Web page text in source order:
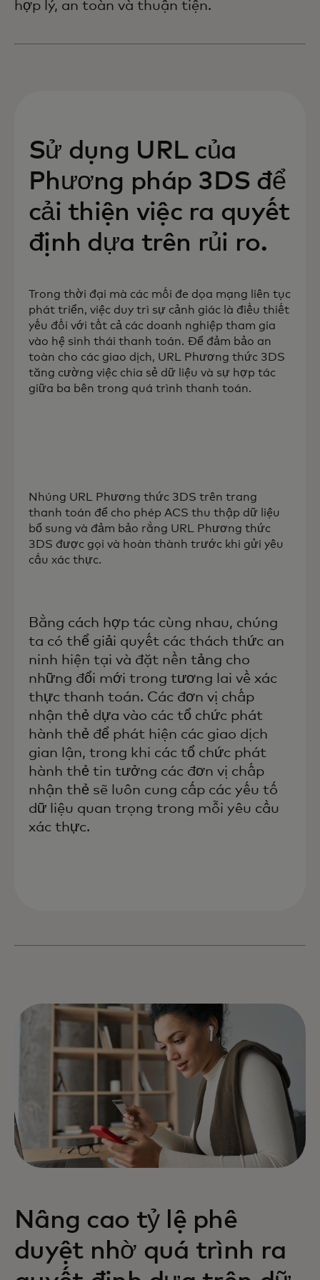
hợp lý, an toàn và thuận tiện.
Sử dụng URL của
Phương pháp 3DS để
cải thiện việc ra quyết
định dựa trên rủi ro.
Trong thời đại mà các mối đe dọa mạng liên tục
phát triển, việc duy trì sự cảnh giác là điều thiết
yếu đối với tất cả các doanh nghiệp tham gia
vào hệ sinh thái thanh toán. Để đảm bảo an
toàn cho các giao dịch, URL Phương thức 3DS
tăng cường việc chia sẻ dữ liệu và sự hợp tác
giữa ba bên trong quá trình thanh toán.
Nhúng URL Phương thức 3DS trên trang
thanh toán để cho phép ACS thu thập dữ liệu
bổ sung và đảm bảo rằng URL Phương thức
3DS được gọi và hoàn thành trước khi gửi yêu
cầu xác thực.
Bằng cách hợp tác cùng nhau, chúng
ta có thể giải quyết các thách thức an
ninh hiện tại và đặt nền tảng cho
những đổi mới trong tương lai về xác
thực thanh toán. Các đơn vị chấp
nhận thẻ dựa vào các tổ chức phát
hành thẻ để phát hiện các giao dịch
gian lận, trong khi các tổ chức phát
hành thẻ tin tưởng các đơn vị chấp
nhận thẻ sẽ luôn cung cấp các yếu tố
dữ liệu quan trọng trong mỗi yêu cầu
xác thực.
Nâng cao tỷ lệ phê
duyệt nhờ quá trình ra